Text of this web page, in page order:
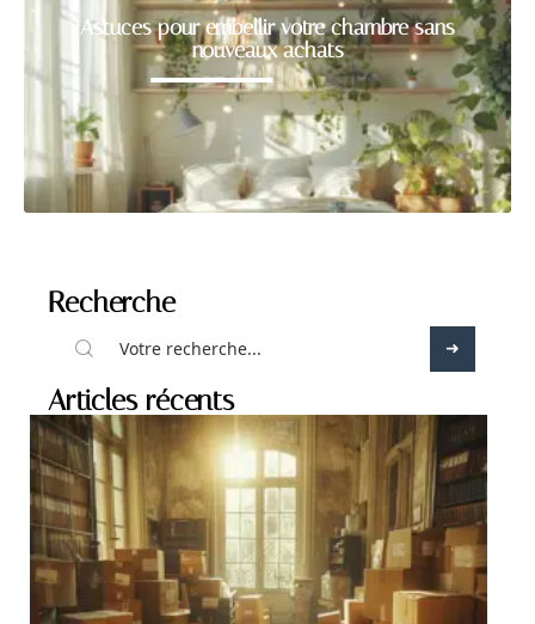
Astuces pour embellir votre chambre sans
nouveaux achats
Recherche
Articles récents